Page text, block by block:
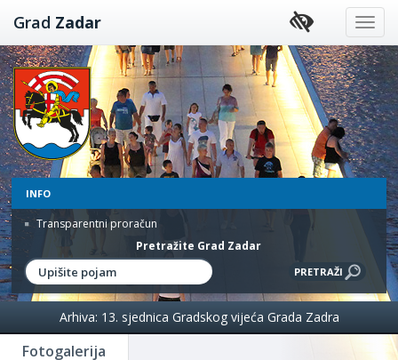
Preskoči
na
sadržaj
Grad Zadar
INFO
Transparentni proračun
Pretražite Grad Zadar
Fotogalerija
Arhiva: 13. sjednica Gradskog vijeća Grada Zadra